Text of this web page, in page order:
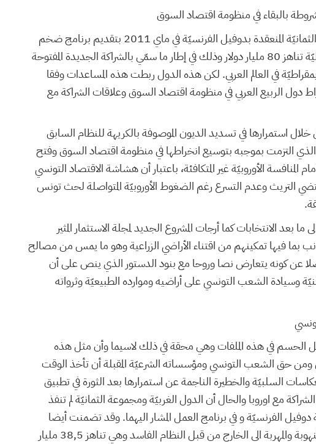
بالبقاء في منظومة اقتصاد السوق
كما تعهدت الدول الغربية اثناء قمة مجموعة الثمانيّة المنعقدة بدوفيل الفرنسيّة في ماي 2011 بتقديم برنامج ضخم
للمساعدات شبيه ببرنامج مارشال،بقيمة جمليّة تناهز 80 مليار دولار وذلك في إطار ما سمّي بالشراكة الجديدة المفتوحة
في العالم العربي. لكن هذه الدول ربطت هذه المساعدات وفقا
دول الربيع العربي في منظومة اقتصاد السوق وعلاقات الشراكة مع
استمرارها في تسديد الديون الموصوفة بالكريهة للنظام السابق
على برنامج العمل الذي التزمت بموجبه بتوسيع انخراطها في منظومة اقتصاد السوق وفتح
الأوروبيّة غير المتكافئة، باعتبار أن هشاشة الاقتصاد التونسي
التريث وعدم التسرع رغم الضغوط الأوروبيّة المتواصلة لحث تونس
بعد الانتخابات كما أرجات المشروع الجديد لمجلة الاستثمار المثير
بما فيها تمكينهم من اقتناء الأراضي الزراعية وهو ما يمس من مصالح
عن كونه يتعارض نصا وروحا مع بنود الدستور الذي ينص على أن
وسيادة الشعب التونسي على أراضيه وموارده الطبيعيّة وثرواته
الحسم في هذه الملفات وهي محقة في ذلك لاسيما وأن مثل هذه
ومن حق الشعب التونسي ومؤسساته الشرعيّة المقبلة أن تأخذ الوقت
السلبيّة والخطيرة الناجمة عن استمرارها بعد الثورة في تطبيق
مع اوروبا والحال أن الدول الغربيّة ومجموعة الثمانيّة لم تنفذ
دوفيل الفرنسيّة و في برنامج العمل المشار اليهما. وقد تضمنت أيضا
التزاما بمساعدة تونس على استرداد أموالها المنهوبة والمهربة الى الخارج من قبل النظام الفاسد وهي تناهز 38,5 مليار